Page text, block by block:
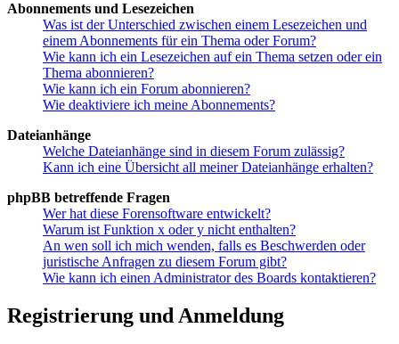
Abonnements und Lesezeichen
Was ist der Unterschied zwischen einem Lesezeichen und
einem Abonnements für ein Thema oder Forum?
Wie kann ich ein Lesezeichen auf ein Thema setzen oder ein
Thema abonnieren?
Wie kann ich ein Forum abonnieren?
Wie deaktiviere ich meine Abonnements?
Dateianhänge
Welche Dateianhänge sind in diesem Forum zulässig?
Kann ich eine Übersicht all meiner Dateianhänge erhalten?
phpBB betreffende Fragen
Wer hat diese Forensoftware entwickelt?
Warum ist Funktion x oder y nicht enthalten?
An wen soll ich mich wenden, falls es Beschwerden oder
juristische Anfragen zu diesem Forum gibt?
Wie kann ich einen Administrator des Boards kontaktieren?
Registrierung und Anmeldung